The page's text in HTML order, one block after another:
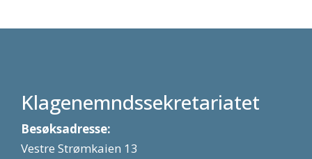
Klagenemndssekretariatet
Besøksadresse:
Vestre Strømkaien 13